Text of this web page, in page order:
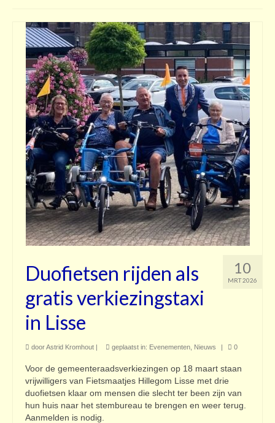
10
MRT 2026
Duofietsen rijden als
gratis verkiezingstaxi
in Lisse
doorAstrid Kromhout | geplaatst in: Evenementen Nieuws | 0
Voor de gemeenteraadsverkiezingen op 18 maart staan
vrijwilligers van Fietsmaatjes Hillegom Lisse met drie
duofietsen klaar om mensen die slecht ter been zijn van
hun huis naar het stembureau te brengen en weer terug.
Aanmelden is nodig.